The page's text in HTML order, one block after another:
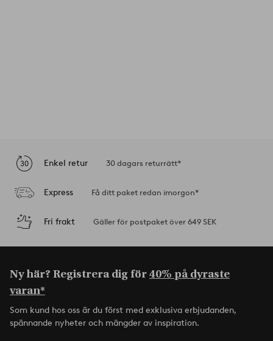
Enkel retur 30 dagars returrätt*
Express Få ditt paket redan imorgon*
Fri frakt Gäller för postpaket över 649 SEK
Ny här? Registrera dig för40% på dyraste
varan*
Som kund hos oss är du först med exklusiva erbjudanden,
spännande nyheter och mängder av inspiration.